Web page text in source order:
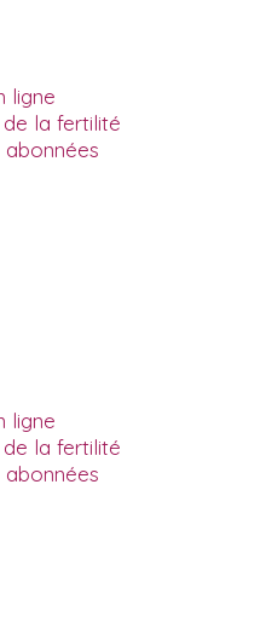
ligne
de la fertilité
ligne
de la fertilité